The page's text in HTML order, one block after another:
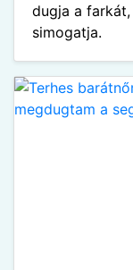
dugja a
simogatja.